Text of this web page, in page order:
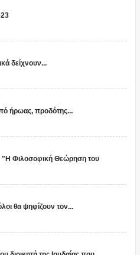
δείχνουν...
ήρωας, προδότης...
"Η Φιλοσοφική Θεώρηση του
θα ψηφίζουν τον...